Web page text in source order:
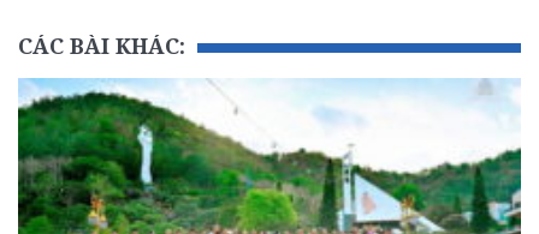
CÁC BÀI KHÁC: